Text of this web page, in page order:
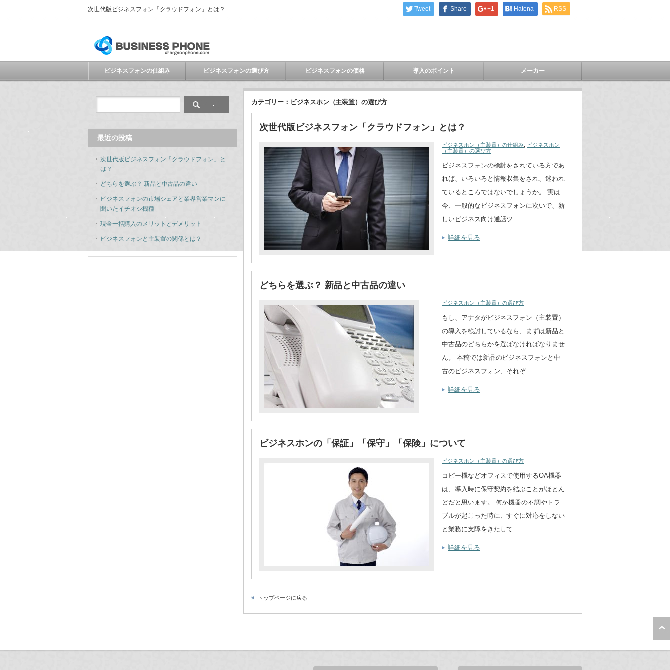
次世代版ビジネスフォン「クラウドフォン」とは？ Tweet Share +1 Hatena RSS
ビジネスフォンの仕組み ビジネスフォンの選び方 ビジネスフォンの価格 導入のポイント メーカー
カテゴリー：ビジネスホン（主装置）の選び方
次世代版ビジネスフォン「クラウドフォン」とは？
ビジネスホン（主装置）の仕組み
ビジネスホン
（主装置）の選び方
ビジネスフォンの検討をされている方であ
れば、いろいろと情報収集をされ、迷われ
ているところではないでしょうか。 実は
今、一般的なビジネスフォンに次いで、新
しいビジネス向け通話ツ…
詳細を見る
どちらを選ぶ？ 新品と中古品の違い
ビジネスホン（主装置）の選び方
もし、アナタがビジネスフォン（主装置）
の導入を検討しているなら、まずは新品と
中古品のどちらかを選ばなければなりませ
ん。 本稿では新品のビジネスフォンと中
古のビジネスフォン、それぞ…
詳細を見る
ビジネスホンの「保証」「保守」「保険」について
ビジネスホン（主装置）の選び方
コピー機などオフィスで使用するOA機器
は、導入時に保守契約を結ぶことがほとん
どだと思います。 何か機器の不調やトラ
ブルが起こった時に、すぐに対応をしない
と業務に支障をきたして…
詳細を見る
トップページに戻る
最近の投稿
次世代版ビジネスフォン「クラウドフォン」と
は？
どちらを選ぶ？ 新品と中古品の違い
ビジネスフォンの市場シェアと業界営業マンに
聞いたイチオシ機種
現金一括購入のメリットとデメリット
ビジネスフォンと主装置の関係とは？